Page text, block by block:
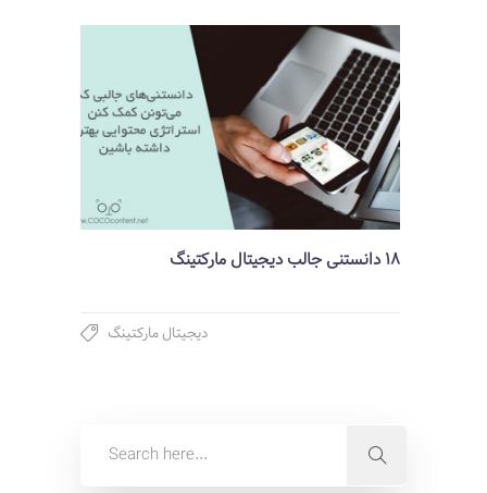
18 دانستنی جالب دیجیتال مارکتینگ
دیجیتال مارکتینگ